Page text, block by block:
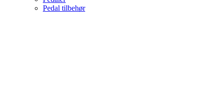
Pedal tilbehør